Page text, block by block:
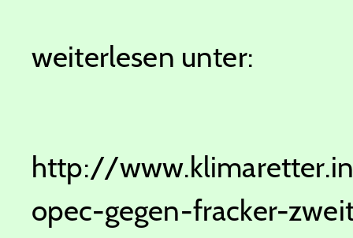
weiterlesen unter:
http://
opec-gegen-fracker-